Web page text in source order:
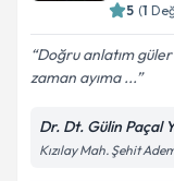
Kişisel
Metni'ni
5 (1
Doğru anlatım
zaman ayıma ...
Dr. Dt. Gülin Paçal
Kızılay Mah. Şehit